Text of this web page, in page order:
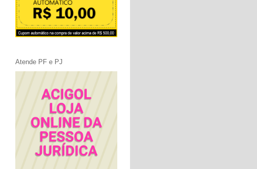
Atende PF e PJ